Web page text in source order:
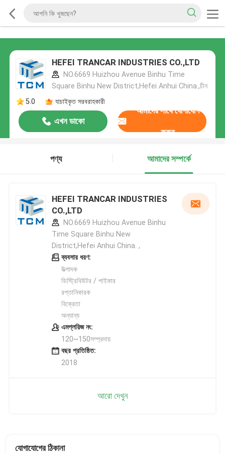
HEFEI TRANCAR INDUSTRIES CO.,LTD
NO.6669 Huizhou Avenue Binhu Time
Square Binhu New District,Hefei Anhui China.,চীন
5.0
যাচাইকৃত সরবরাহকারী
এখন ডাকো
আমাদের সাথে যোগাযোগ
করুন
পণ্য আমাদের সম্পর্কে
HEFEI TRANCAR INDUSTRIES
CO.,LTD
NO.6669 Huizhou Avenue Binhu
Time Square Binhu New
District,Hefei Anhui China. ,
ব্যবসার ধরণ:
উত্পাদক
ডিস্ট্রিবিউটর / পাইকার
রপ্তানিকারক
বিক্রেতা
অন্যান্য
এমপ্লয়িজ নং:
120~150সম্প্রদায়
বছর প্রতিষ্ঠিত:
2018
আরো দেখুন
যোগাযোগের ঠিকানা